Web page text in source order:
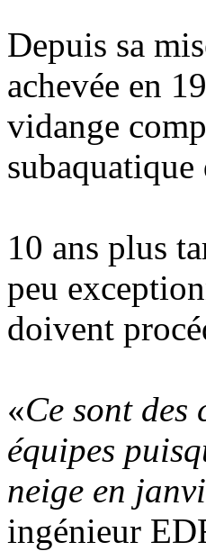
Depuis sa
achevée en
vidange
10 ans plus
peu
doivent
«Ce sont
équipes
neige en
ingénieur